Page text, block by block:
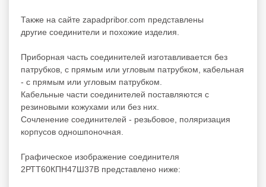
Также на сайте zapadpribor.com представлены
другие соединители и похожие изделия.
Приборная часть соединителей изготавливается без
патрубков, с прямым или угловым патрубком, кабельная
- с прямым или угловым патрубком.
Кабельные части соединителей поставляются с
резиновыми кожухами или без них.
Сочленение соединителей - резьбовое, поляризация
корпусов одношпоночная.
Графическое изображение соединителя
2РТТ60КПН47Ш37В представлено ниже: